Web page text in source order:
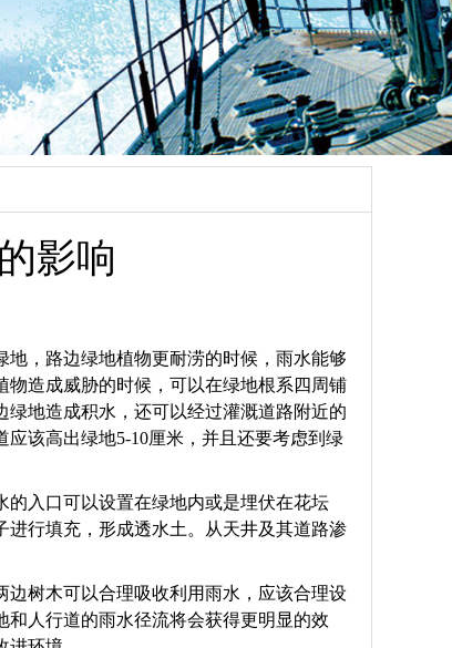
影响
，路边绿地植物更耐涝的时候，雨水能够
造成威胁的时候，可以在绿地根系四周铺
地造成积水，还可以经过灌溉道路附近的
该高出绿地5-10厘米，并且还要考虑到绿
入口可以设置在绿地内或是埋伏在花坛
行填充，形成透水土。从天井及其道路渗
树木可以合理吸收利用雨水，应该合理设
人行道的雨水径流将会获得更明显的效